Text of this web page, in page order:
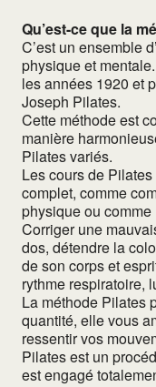
Qu’est-ce que la
C’est un ensemble
physique et
les années 1920 et
Joseph Pilates.
Cette méthode est
manière
Pilates variés.
Les cours de
complet, comme
physique ou
Corriger une
dos, détendre la
de son corps et
rythme respiratoire,
La méthode Pilates
quantité, elle vous
ressentir vos
Pilates est un
est engagé